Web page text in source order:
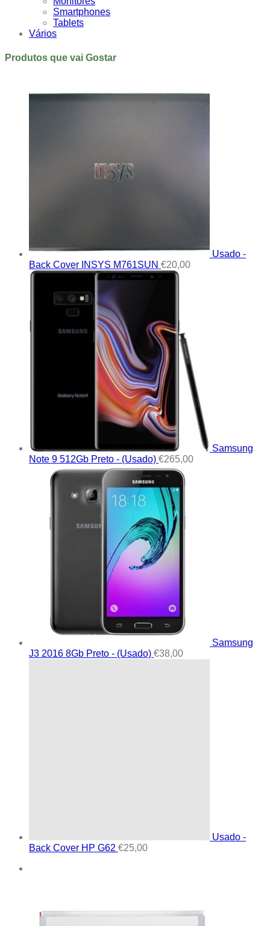
Smartphones
Tablets
Vários
Produtos que vai Gostar
Usado -
Back Cover INSYS M761SUN €20,00
Samsung
Note 9 512Gb Preto - (Usado) €265,00
Samsung
J3 2016 8Gb Preto - (Usado) €38,00
Usado -
Back Cover HP G62 €25,00